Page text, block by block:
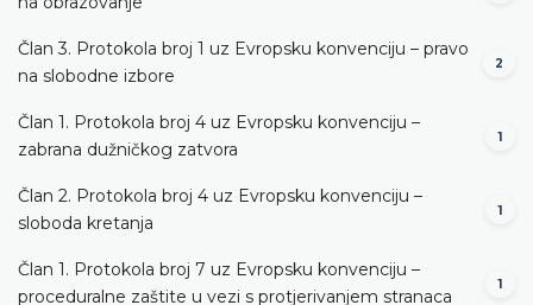
Član 3. Protokola broj 1 uz Evropsku konvenciju – pravo
na slobodne izbore
2
Član 1. Protokola broj 4 uz Evropsku konvenciju –
zabrana dužničkog zatvora
1
Član 2. Protokola broj 4 uz Evropsku konvenciju –
sloboda kretanja
1
Član 1. Protokola broj 7 uz Evropsku konvenciju –
proceduralne zaštite u vezi s protjerivanjem stranaca
1